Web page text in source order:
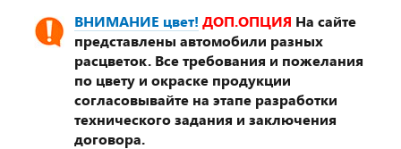
ВНИМАНИЕ цвет! ДОП.ОПЦИЯ На сайте
представлены автомобили разных
расцветок. Все требования и пожелания
по цвету и окраске продукции
согласовывайте на этапе разработки
технического задания и заключения
договора.